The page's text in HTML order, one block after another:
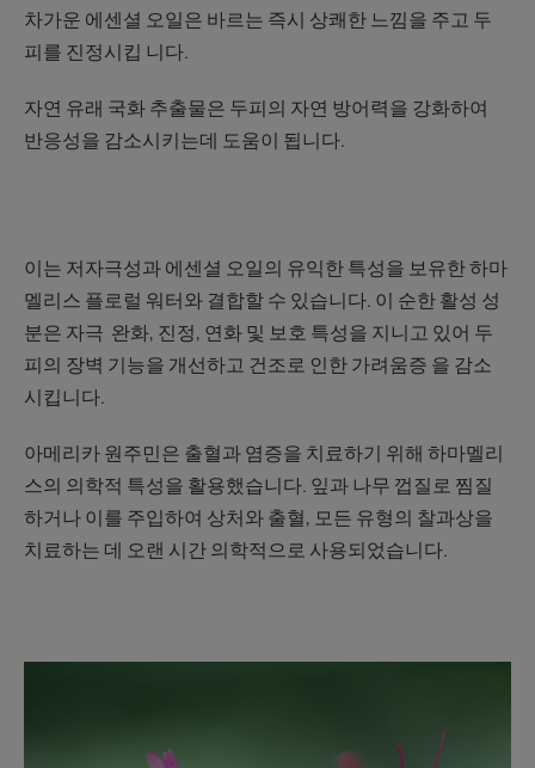
차가운 에센셜 오일은 바르는 즉시 상쾌한 느낌을 주고 두
피를 진정시킵 니다.
자연 유래 국화 추출물은 두피의 자연 방어력을 강화하여
반응성을 감소시키는데 도움이 됩니다.
이는 저자극성과 에센셜 오일의 유익한 특성을 보유한 하마
멜리스 플로럴 워터와 결합할 수 있습니다. 이 순한 활성 성
분은 자극 완화, 진정, 연화 및 보호 특성을 지니고 있어 두
피의 장벽 기능을 개선하고 건조로 인한 가려움증 을 감소
시킵니다.
아메리카 원주민은 출혈과 염증을 치료하기 위해 하마멜리
스의 의학적 특성을 활용했습니다. 잎과 나무 껍질로 찜질
하거나 이를 주입하여 상처와 출혈, 모든 유형의 찰과상을
치료하는 데 오랜 시간 의학적으로 사용되었습니다.